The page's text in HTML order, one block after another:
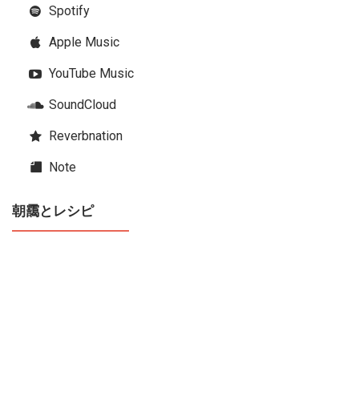
Spotify
Apple Music
YouTube Music
SoundCloud
Reverbnation
Note
朝靄とレシピ